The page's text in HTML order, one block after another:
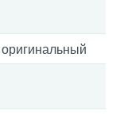
оригинальный